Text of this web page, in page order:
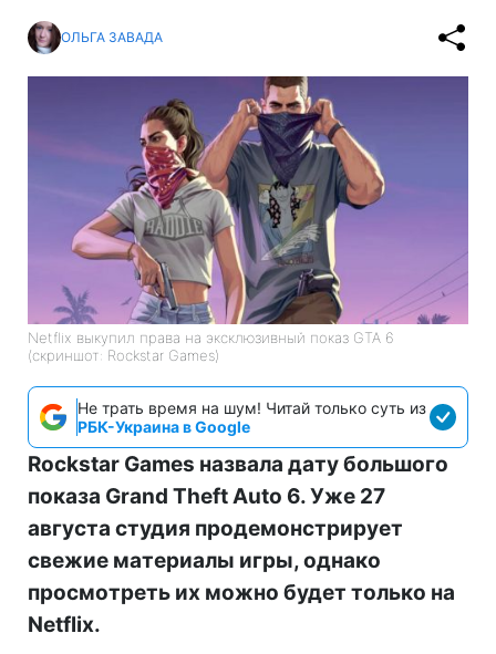
ОЛЬГА ЗАВАДА
Netflix выкупил права на эксклюзивный показ GTA 6
(скриншот: Rockstar Games)
Не трать время на шум! Читай только суть из
РБК-Украина в Google
Rockstar Games назвала дату большого
показа Grand Theft Auto 6. Уже 27
августа студия продемонстрирует
свежие материалы игры, однако
просмотреть их можно будет только на
Netflix.